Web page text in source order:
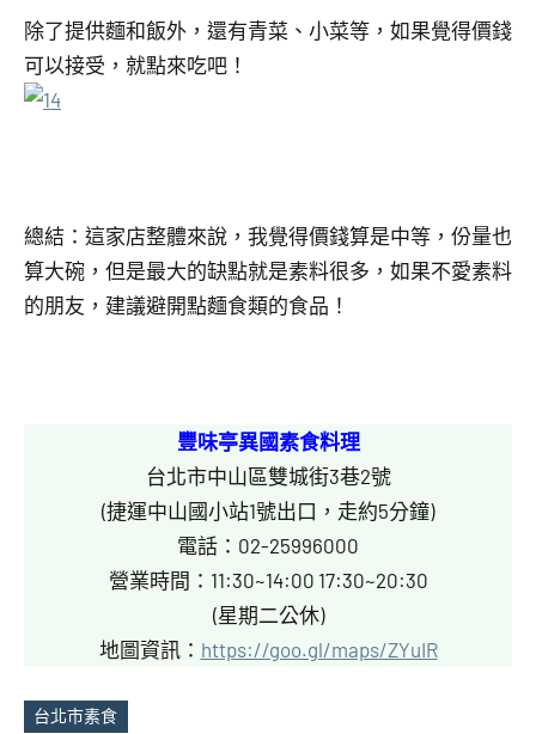
除了提供麵和飯外，還有青菜、小菜等，如果覺得價錢
可以接受，就點來吃吧！
總結：這家店整體來說，我覺得價錢算是中等，份量也
算大碗，但是最大的缺點就是素料很多，如果不愛素料
的朋友，建議避開點麵食類的食品！
豐味亭異國素食料理
台北市中山區雙城街3巷2號
(捷運中山國小站1號出口，走約5分鐘)
電話：02-25996000
營業時間：11:30~14:00 17:30~20:30
(星期二公休)
地圖資訊： https://goo.gl/maps/ZYuIR
Tags
台北市素食